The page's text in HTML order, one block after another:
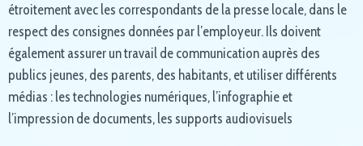
étroitement avec les correspondants de la presse locale, dans le
respect des consignes données par l’employeur. Ils doivent
également assurer un travail de communication auprès des
publics jeunes, des parents, des habitants, et utiliser différents
médias : les technologies numériques, l’infographie et
l’impression de documents, les supports audiovisuels